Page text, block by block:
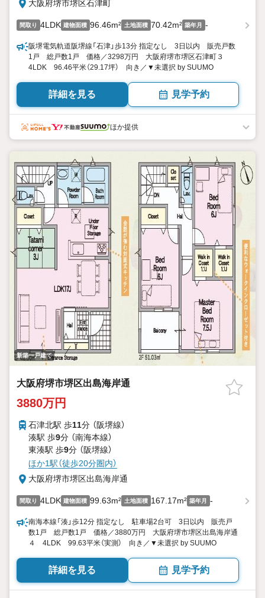
大阪府堺市堺区石津町
間取り 4LDK 建物面積 96.46m² 土地面積 70.42m² 築年月 -
阪堺電気軌道阪堺線「石津」歩13分 指定なし 3日以内 販売戸数
1戸 総戸数1戸 価格／3298万円 大阪府堺市堺区石津町３
4LDK 96.46平米（29.17坪） 向き／▼未選択 by SUUMO
詳細を見る 見学予約
ほか提供
新築一戸建て
大阪府堺市堺区出島海岸通
3880万円
石津北駅 歩11分 （阪堺線）
湊駅 歩9分 （南海本線）
東湊駅 歩9分 （阪堺線）
ほか1駅（徒歩20分圏内）
大阪府堺市堺区出島海岸通
間取り 4LDK 建物面積 99.63m² 土地面積 167.17m² 築年月 -
南海本線「湊」歩12分 指定なし 駐車場2台可 3日以内 販売戸
数1戸 総戸数1戸 価格／3880万円 大阪府堺市堺区出島海岸通
４ 4LDK 99.63平米（実測） 向き／▼未選択 by SUUMO
詳細を見る 見学予約